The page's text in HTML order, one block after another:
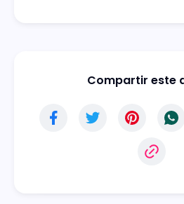
Compartir este